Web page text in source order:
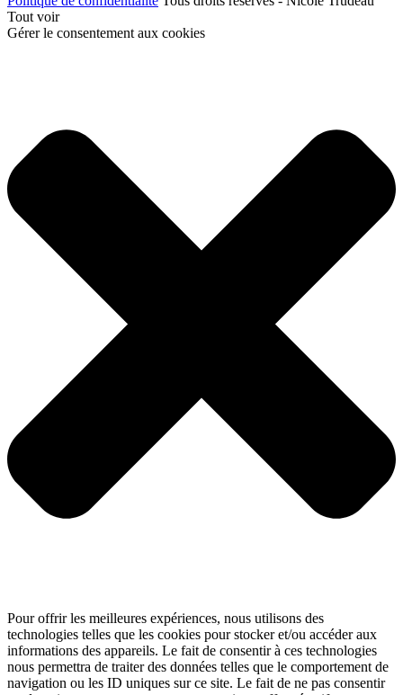
Tout voir
Gérer le consentement aux cookies
Pour offrir les meilleures expériences, nous utilisons des
technologies telles que les cookies pour stocker et/ou accéder aux
informations des appareils. Le fait de consentir à ces technologies
nous permettra de traiter des données telles que le comportement de
navigation ou les ID uniques sur ce site. Le fait de ne pas consentir